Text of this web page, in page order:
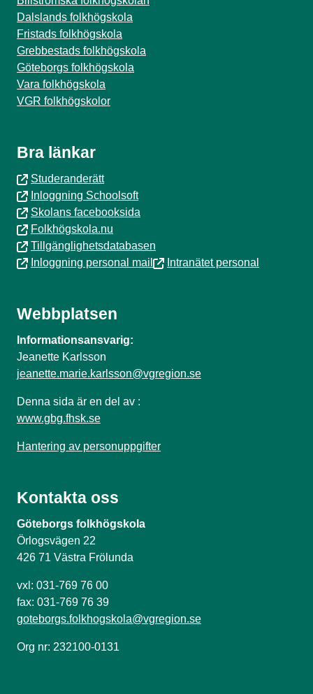
Dalslands folkhögskola
Fristads folkhögskola
Grebbestads folkhögskola
Göteborgs folkhögskola
Vara folkhögskola
VGR folkhögskolor
Bra länkar
Studeranderätt
Inloggning Schoolsoft
Skolans facebooksida
Folkhögskola.nu
Tillgänglighetsdatabasen
Inloggning personal mail
Intranätet personal
Webbplatsen
Informationsansvarig:
Jeanette Karlsson
jeanette.marie.karlsson@vgregion.se
Denna sida är en del av :
www.gbg.fhsk.se
Hantering av personuppgifter
Kontakta oss
Göteborgs folkhögskola
Örlogsvägen 22
426 71 Västra Frölunda
vxl: 031-769 76 00
fax: 031-769 76 39
goteborgs.folkhogskola@vgregion.se
Org nr: 232100-0131